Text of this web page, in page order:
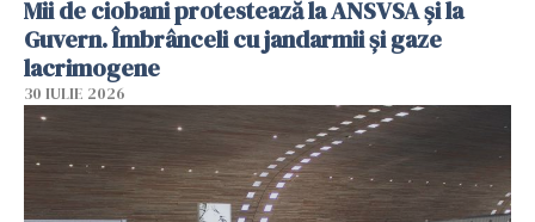
Mii de ciobani protestează la ANSVSA și la
Guvern. Îmbrânceli cu jandarmii și gaze
lacrimogene
30 IULIE 2026